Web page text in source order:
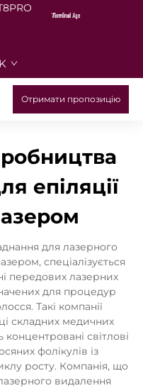
Отримати пропозицію
епіляції
для лазерного
спеціалізується
передових лазерних
для процедур
Такі компанії
складних медичних
світлові
фолікулів із
росту. Компанія, що
видалення